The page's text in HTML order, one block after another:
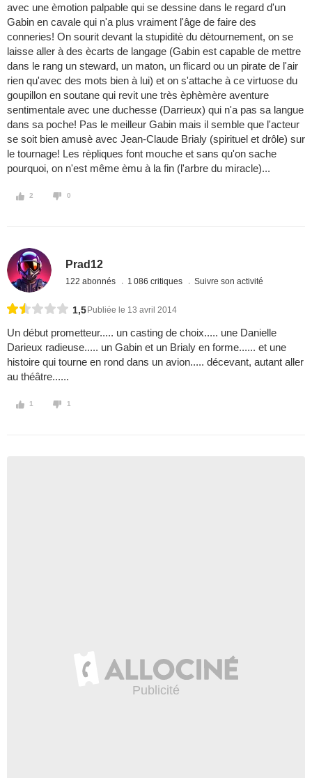
avec une èmotion palpable qui se dessine dans le regard d'un
Gabin en cavale qui n'a plus vraiment l'âge de faire des
conneries! On sourit devant la stupiditè du dètournement, on se
laisse aller à des ècarts de langage (Gabin est capable de mettre
dans le rang un steward, un maton, un flicard ou un pirate de l'air
rien qu'avec des mots bien à lui) et on s'attache à ce virtuose du
goupillon en soutane qui revit une très èphèmère aventure
sentimentale avec une duchesse (Darrieux) qui n'a pas sa langue
dans sa poche! Pas le meilleur Gabin mais il semble que l'acteur
se soit bien amusè avec Jean-Claude Brialy (spirituel et drôle) sur
le tournage! Les rèpliques font mouche et sans qu'on sache
pourquoi, on n'est même èmu à la fin (l'arbre du miracle)...
2 0
Prad12
122 abonnés 1 086 critiques Suivre son activité
1,5 Publiée le 13 avril 2014
Un début prometteur..... un casting de choix..... une Danielle
Darieux radieuse..... un Gabin et un Brialy en forme...... et une
histoire qui tourne en rond dans un avion..... décevant, autant aller
au théâtre......
1 1